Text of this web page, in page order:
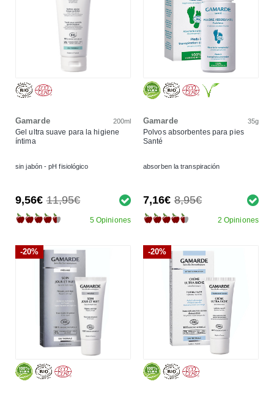
Gamarde 200ml
Gel ultra suave para la higiene
íntima
sin jabón - pH fisiológico
9,56€ 11,95€
5 Opiniones
Gamarde 35g
Polvos absorbentes para pies
Santé
absorben la transpiración
7,16€ 8,95€
2 Opiniones
-20% -20%